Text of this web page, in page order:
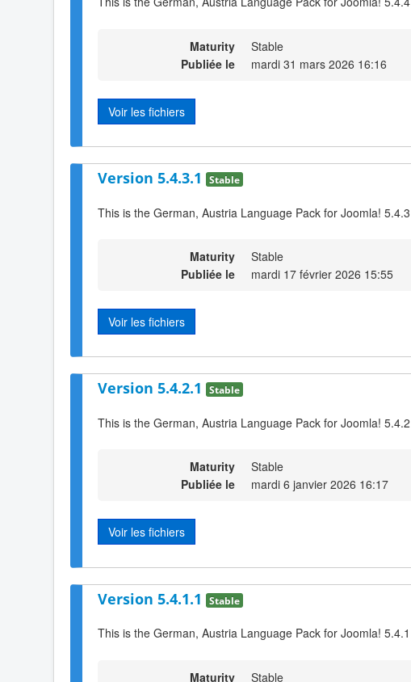
Maturity
Stable
Publiée le
mardi 31 mars 2026 16:16
Voir les fichiers
Version 5.4.3.1 Stable
This is the German, Austria Language Pack for Joomla! 5.4.3
Maturity
Stable
Publiée le
mardi 17 février 2026 15:55
Voir les fichiers
Version 5.4.2.1 Stable
This is the German, Austria Language Pack for Joomla! 5.4.2
Maturity
Stable
Publiée le
mardi 6 janvier 2026 16:17
Voir les fichiers
Version 5.4.1.1 Stable
This is the German, Austria Language Pack for Joomla! 5.4.1
Maturity
Stable